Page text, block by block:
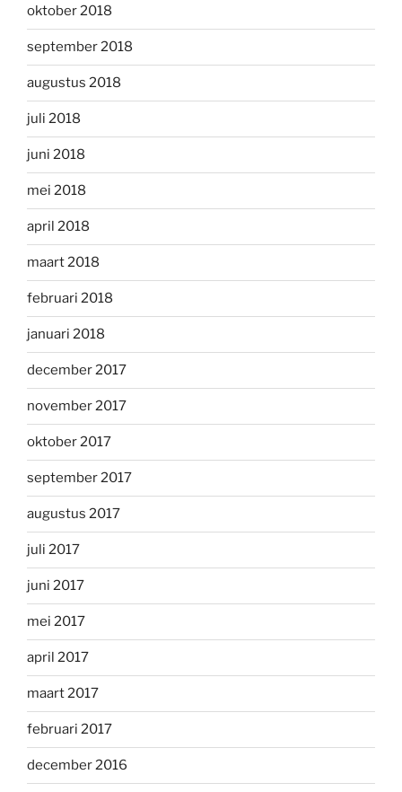
oktober 2018
september 2018
augustus 2018
juli 2018
juni 2018
mei 2018
april 2018
maart 2018
februari 2018
januari 2018
december 2017
november 2017
oktober 2017
september 2017
augustus 2017
juli 2017
juni 2017
mei 2017
april 2017
maart 2017
februari 2017
december 2016